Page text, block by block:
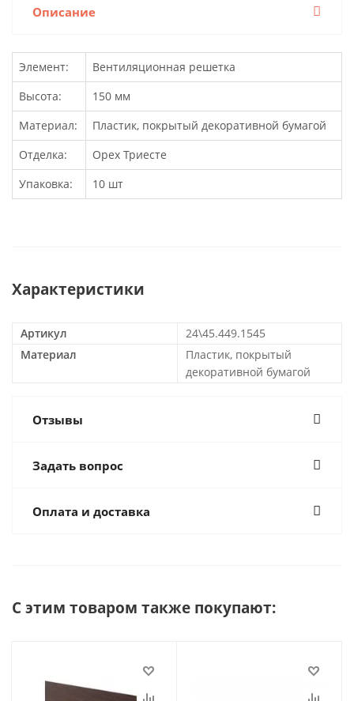
Описание
Элемент:
Вентиляционная решетка
Высота:
150 мм
Материал:
Пластик, покрытый декоративной бумагой
Отделка:
Орех Триесте
Упаковка:
10 шт
Характеристики
Артикул
24\45.449.1545
Материал
Пластик, покрытый
декоративной бумагой
Отзывы
Задать вопрос
Оплата и доставка
С этим товаром также покупают: